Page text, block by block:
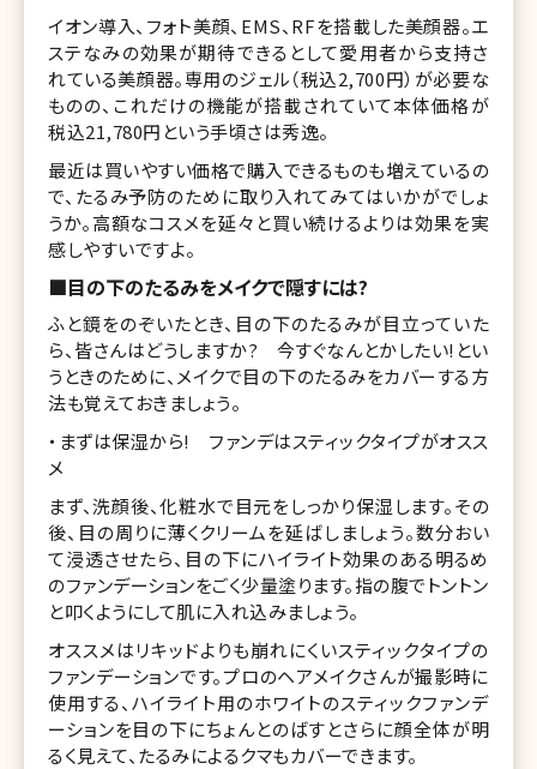
イオン導入、フォト美顔、EMS、RFを搭載した美顔器。エ
ステなみの効果が期待できるとして愛用者から支持さ
れている美顔器。専用のジェル（税込2,700円）が必要な
ものの、これだけの機能が搭載されていて本体価格が
税込21,780円という手頃さは秀逸。
最近は買いやすい価格で購入できるものも増えているの
で、たるみ予防のために取り入れてみてはいかがでしょ
うか。高額なコスメを延々と買い続けるよりは効果を実
感しやすいですよ。
■目の下のたるみをメイクで隠すには?
ふと鏡をのぞいたとき、目の下のたるみが目立っていた
ら、皆さんはどうしますか? 今すぐなんとかしたい!とい
うときのために、メイクで目の下のたるみをカバーする方
法も覚えておきましょう。
・まずは保湿から! ファンデはスティックタイプがオスス
メ
まず、洗顔後、化粧水で目元をしっかり保湿します。その
後、目の周りに薄くクリームを延ばしましょう。数分おい
て浸透させたら、目の下にハイライト効果のある明るめ
のファンデーションをごく少量塗ります。指の腹でトントン
と叩くようにして肌に入れ込みましょう。
オススメはリキッドよりも崩れにくいスティックタイプの
ファンデーションです。プロのヘアメイクさんが撮影時に
使用する、ハイライト用のホワイトのスティックファンデ
ーションを目の下にちょんとのばすとさらに顔全体が明
るく見えて、たるみによるクマもカバーできます。